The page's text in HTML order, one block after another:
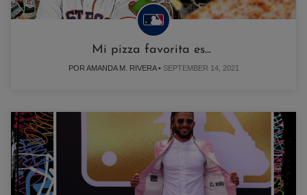
Mi pizza favorita es...
POR AMANDA M. RIVERA • SEPTEMBER 14, 2021